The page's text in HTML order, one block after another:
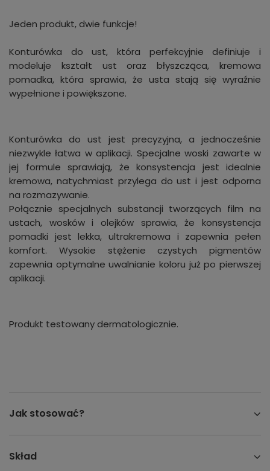
Jeden produkt, dwie funkcje!
Konturówka do ust, która perfekcyjnie definiuje i
modeluje kształt ust oraz błyszcząca, kremowa
pomadka, która sprawia, że usta stają się wyraźnie
wypełnione i powiększone.
Konturówka do ust jest precyzyjna, a jednocześnie
niezwykle łatwa w aplikacji. Specjalne woski zawarte w
jej formule sprawiają, że konsystencja jest idealnie
kremowa, natychmiast przylega do ust i jest odporna
na rozmazywanie.
Połącznie specjalnych substancji tworzących film na
ustach, wosków i olejków sprawia, że konsystencja
pomadki jest lekka, ultrakremowa i zapewnia pełen
komfort. Wysokie stężenie czystych pigmentów
zapewnia optymalne uwalnianie koloru już po pierwszej
aplikacji.
Produkt testowany dermatologicznie.
Jak stosować?
Skład